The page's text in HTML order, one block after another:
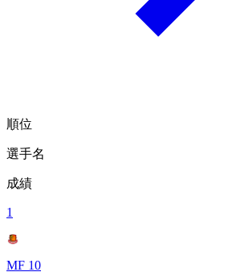
順位
選手名
成績
1
MF 10